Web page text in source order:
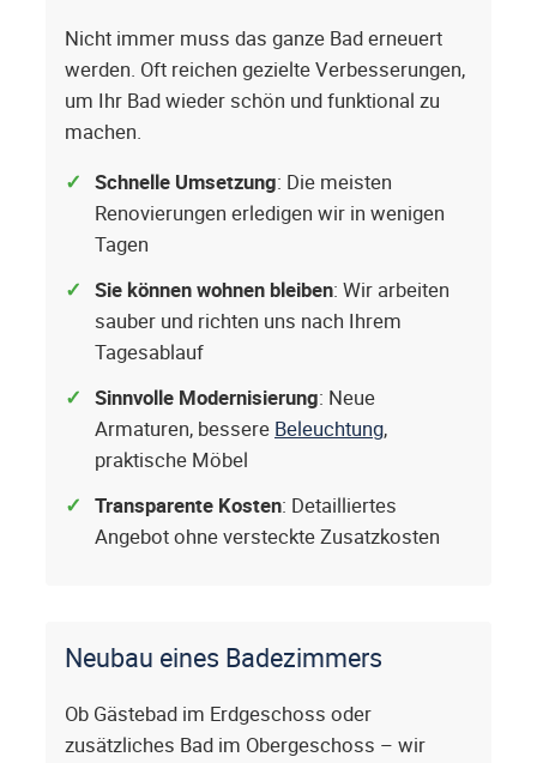
Nicht immer muss das ganze Bad erneuert
werden. Oft reichen gezielte Verbesserungen,
um Ihr Bad wieder schön und funktional zu
machen.
Schnelle Umsetzung: Die meisten
Renovierungen erledigen wir in wenigen
Tagen
Sie können wohnen bleiben: Wir arbeiten
sauber und richten uns nach Ihrem
Tagesablauf
Sinnvolle Modernisierung: Neue
Armaturen, bessere Beleuchtung,
praktische Möbel
Transparente Kosten: Detailliertes
Angebot ohne versteckte Zusatzkosten
Neubau eines Badezimmers
Ob Gästebad im Erdgeschoss oder
zusätzliches Bad im Obergeschoss – wir